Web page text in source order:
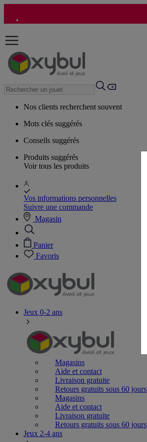
Nos clients recherchent souvent
Mots clés suggérés
Conseils suggérés
Produits suggérés
Voir tous les produits
Vos informations personnelles
Suivre une commande
Magasin
Panier
Favoris
Jeux 0-2 ans
Magasins
Aide et contact
Livraison gratuite
Retours gratuits sous 60 jours
Magasins
Aide et contact
Livraison gratuite
Retours gratuits sous 60 jours
Jeux 2-4 ans